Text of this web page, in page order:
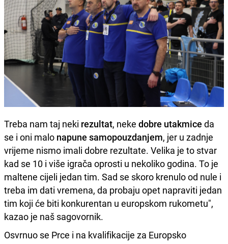
Treba nam taj neki rezultat, neke dobre utakmice da
se i oni malo napune samopouzdanjem, jer u zadnje
vrijeme nismo imali dobre rezultate. Velika je to stvar
kad se 10 i više igrača oprosti u nekoliko godina. To je
maltene cijeli jedan tim. Sad se skoro krenulo od nule i
treba im dati vremena, da probaju opet napraviti jedan
tim koji će biti konkurentan u europskom rukometu",
kazao je naš sagovornik.
Osvrnuo se Prce i na kvalifikacije za Europsko